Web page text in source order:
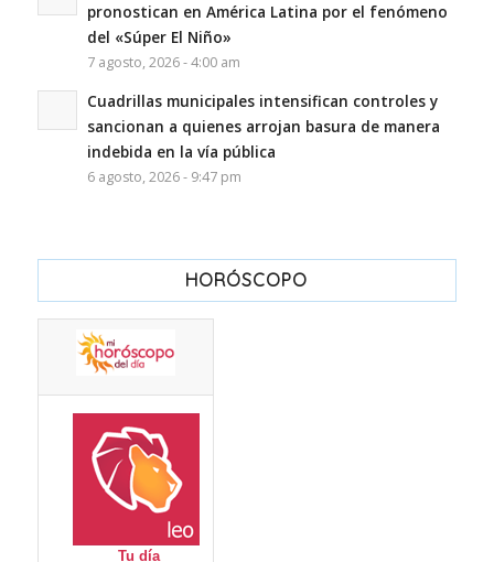
pronostican en América Latina por el fenómeno
del «Súper El Niño»
7 agosto, 2026 - 4:00 am
Cuadrillas municipales intensifican controles y
sancionan a quienes arrojan basura de manera
indebida en la vía pública
6 agosto, 2026 - 9:47 pm
HORÓSCOPO